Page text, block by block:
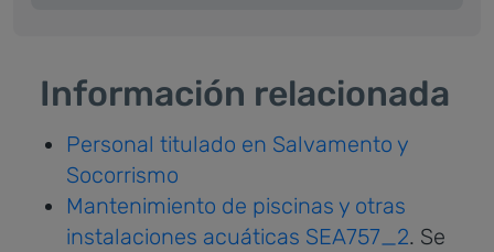
Información relacionada
Personal titulado en Salvamento y
Socorrismo
Mantenimiento de piscinas y otras
instalaciones acuáticas SEA757_2. Se